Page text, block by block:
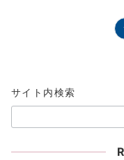
ペ
ー
ジ
サイト内検索